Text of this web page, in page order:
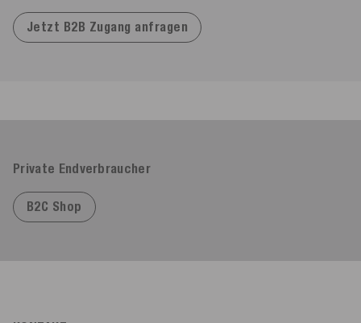
Jetzt B2B Zugang anfragen
Private Endverbraucher
B2C Shop